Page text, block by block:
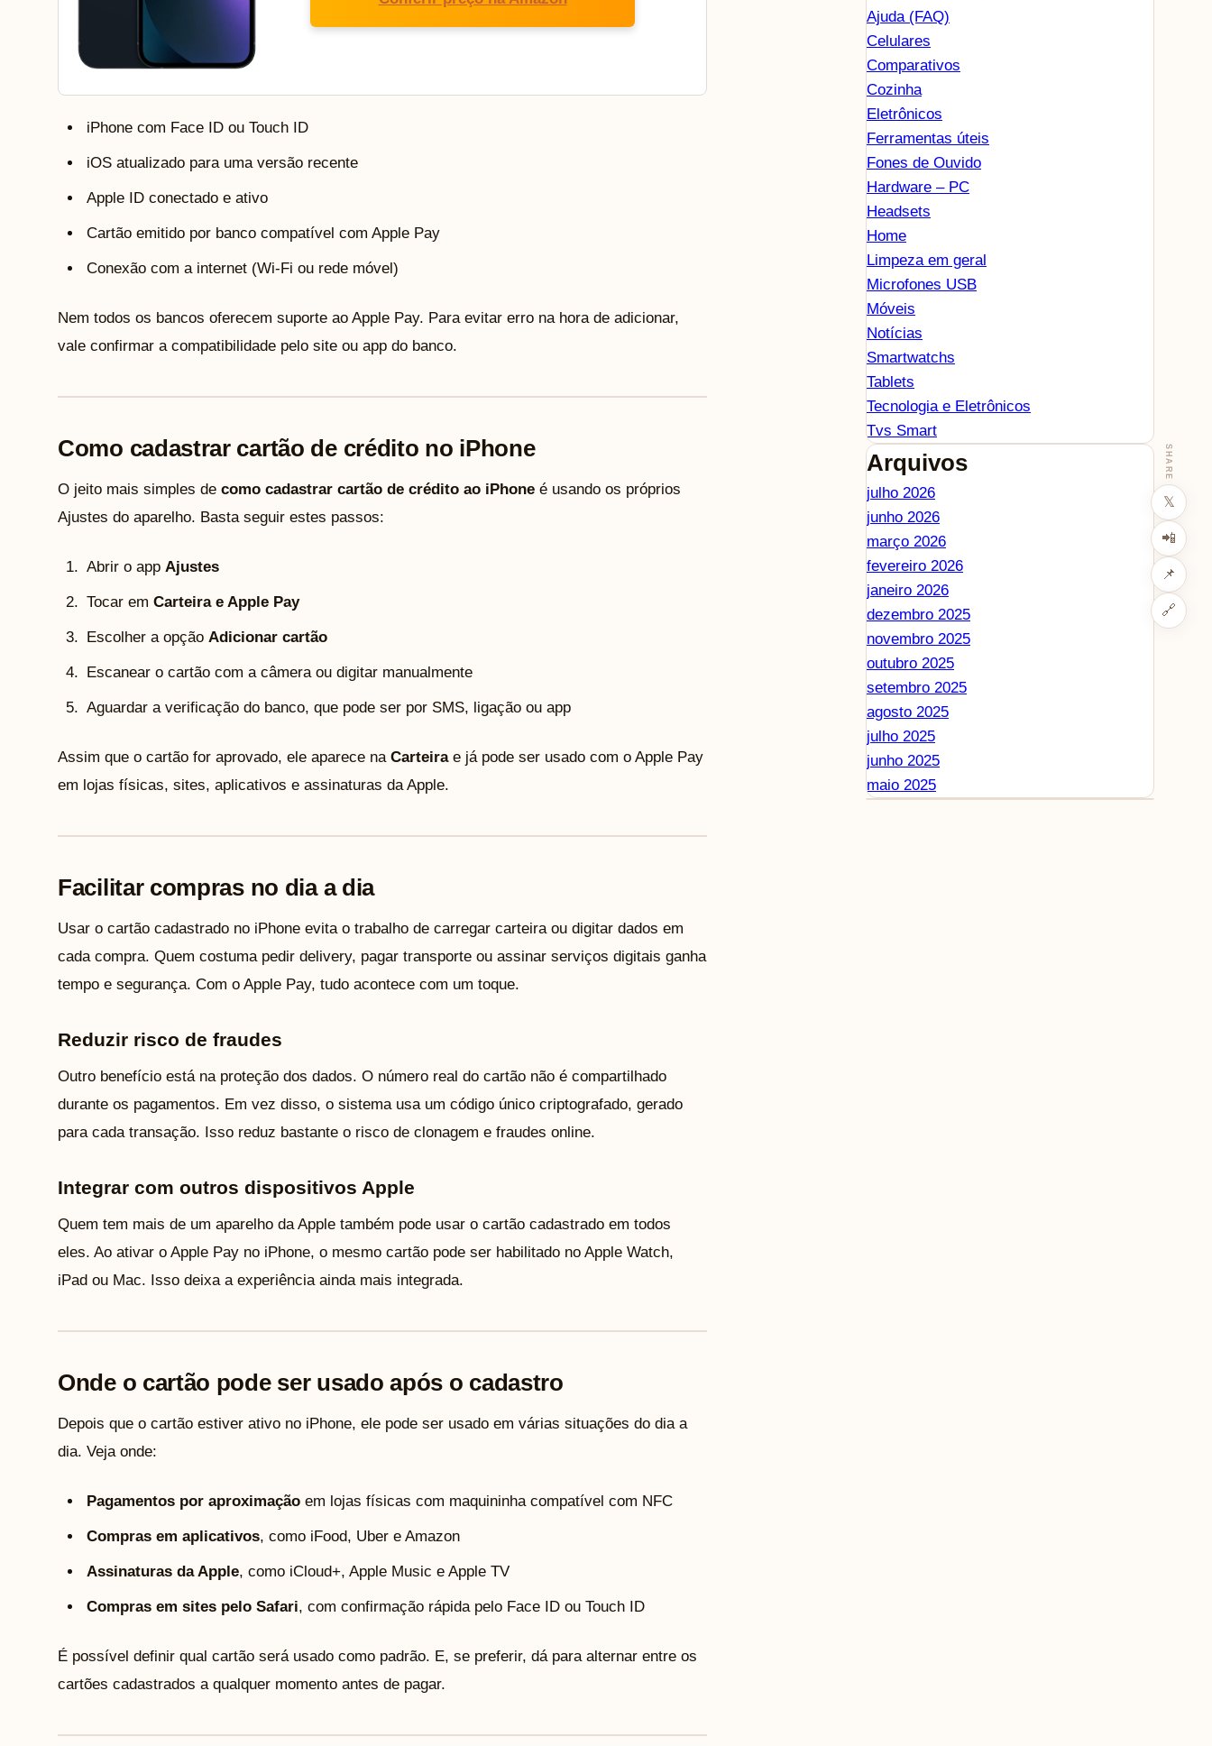
SHARE
𝕏
📲
📌
🔗
iPhone com Face ID ou Touch ID
iOS atualizado para uma versão recente
Apple ID conectado e ativo
Cartão emitido por banco compatível com Apple Pay
Conexão com a internet (Wi-Fi ou rede móvel)
Nem todos os bancos oferecem suporte ao Apple Pay. Para evitar erro na hora de adicionar,
vale confirmar a compatibilidade pelo site ou app do banco.
Como cadastrar cartão de crédito no iPhone
O jeito mais simples de como cadastrar cartão de crédito ao iPhone é usando os próprios
Ajustes do aparelho. Basta seguir estes passos:
Abrir o app Ajustes
Tocar em Carteira e Apple Pay
Escolher a opção Adicionar cartão
Escanear o cartão com a câmera ou digitar manualmente
Aguardar a verificação do banco, que pode ser por SMS, ligação ou app
Assim que o cartão for aprovado, ele aparece na Carteirae já pode ser usado com o Apple Pay
em lojas físicas, sites, aplicativos e assinaturas da Apple.
Facilitar compras no dia a dia
Usar o cartão cadastrado no iPhone evita o trabalho de carregar carteira ou digitar dados em
cada compra. Quem costuma pedir delivery, pagar transporte ou assinar serviços digitais ganha
tempo e segurança. Com o Apple Pay, tudo acontece com um toque.
Reduzir risco de fraudes
Outro benefício está na proteção dos dados. O número real do cartão não é compartilhado
durante os pagamentos. Em vez disso, o sistema usa um código único criptografado, gerado
para cada transação. Isso reduz bastante o risco de clonagem e fraudes online.
Integrar com outros dispositivos Apple
Quem tem mais de um aparelho da Apple também pode usar o cartão cadastrado em todos
eles. Ao ativar o Apple Pay no iPhone, o mesmo cartão pode ser habilitado no Apple Watch,
iPad ou Mac. Isso deixa a experiência ainda mais integrada.
Onde o cartão pode ser usado após o cadastro
Depois que o cartão estiver ativo no iPhone, ele pode ser usado em várias situações do dia a
dia. Veja onde:
Pagamentos por aproximação em lojas físicas com maquininha compatível com NFC
Compras em aplicativos, como iFood, Uber e Amazon
Assinaturas da Apple, como iCloud+, Apple Music e Apple TV
Compras em sites pelo Safari, com confirmação rápida pelo Face ID ou Touch ID
É possível definir qual cartão será usado como padrão. E, se preferir, dá para alternar entre os
cartões cadastrados a qualquer momento antes de pagar.
Ajuda (FAQ)
Celulares
Comparativos
Cozinha
Eletrônicos
Ferramentas úteis
Fones de Ouvido
Hardware – PC
Headsets
Home
Limpeza em geral
Microfones USB
Móveis
Notícias
Smartwatchs
Tablets
Tecnologia e Eletrônicos
Tvs Smart
Arquivos
julho 2026
junho 2026
março 2026
fevereiro 2026
janeiro 2026
dezembro 2025
novembro 2025
outubro 2025
setembro 2025
agosto 2025
julho 2025
junho 2025
maio 2025